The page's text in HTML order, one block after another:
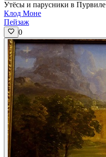
Утёсы и парусники в Пурвиле
Клод Моне
Пейзаж
0